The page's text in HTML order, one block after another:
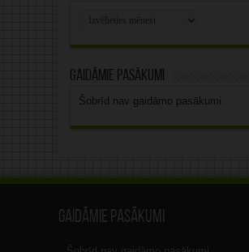
Gaidāmie pasākumi
Šobrīd nav gaidāmo pasākumi.
Gaidāmie pasākumi